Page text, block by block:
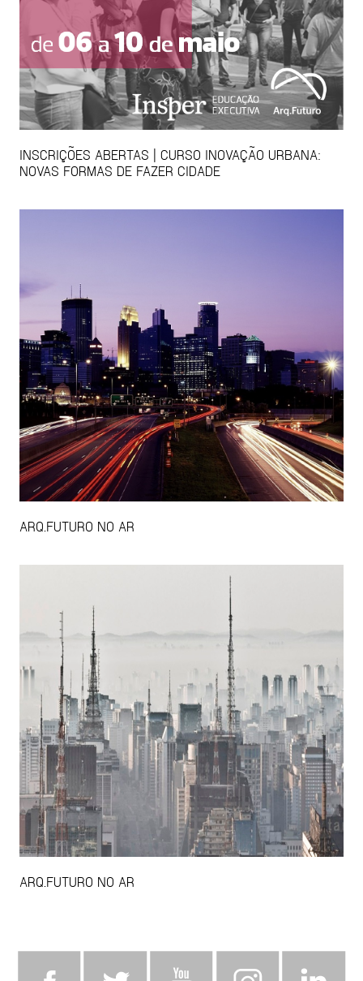
INSCRIÇÕES ABERTAS | CURSO INOVAÇÃO URBANA:
NOVAS FORMAS DE FAZER CIDADE
ARQ.FUTURO NO AR
ARQ.FUTURO NO AR